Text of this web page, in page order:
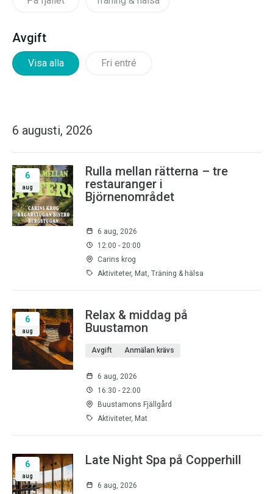
Avgift
Visa alla Fri entré
6 augusti, 2026
6
aug
Rulla mellan rätterna – tre
restauranger i
Björnenområdet
6 aug, 2026
12:00 - 20:00
Carins krog
Aktiviteter, Mat, Träning & hälsa
6
aug
Relax & middag på
Buustamon
Avgift Anmälan krävs
6 aug, 2026
16:30 - 22:00
Buustamons Fjällgård
Aktiviteter, Mat
6
aug
Late Night Spa på Copperhill
6 aug, 2026